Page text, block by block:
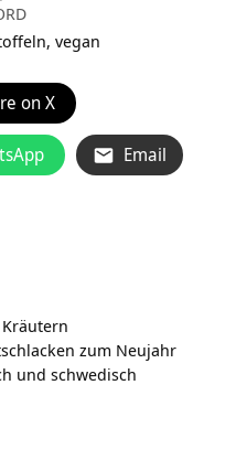
vegan
on X
Email
zum Neujahr
und schwedisch